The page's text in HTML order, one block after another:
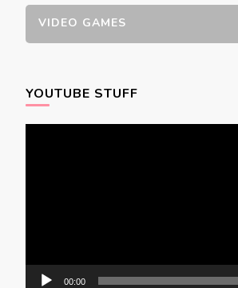
VIDEO GAMES
YOUTUBE STUFF
00:00